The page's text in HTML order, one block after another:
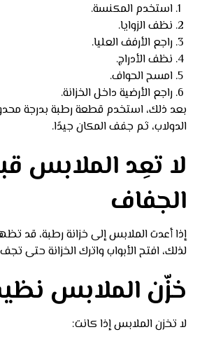
استخدم المكنسة.
نظف الزوايا.
راجع الأرفف العليا.
نظف الأدراج.
امسح الحواف.
راجع الأرضية داخل الخزانة.
بعد ذلك، استخدم قطعة رطبة بدرجة
الدولاب، ثم جفف المكان جيدًا.
لا تعِد الملابس
الجفاف
إذا أعدت الملابس إلى خزانة رطبة، قد
لذلك، افتح الأبواب واترك الخزانة حتى
خزّن الملابس
لا تخزن الملابس إذا كانت: